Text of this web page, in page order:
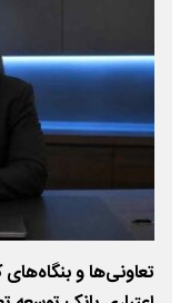
تعاونی‌ها و